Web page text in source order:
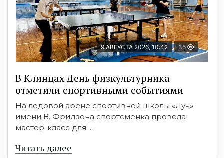
9 АВГУСТА 2026, 10:42 35
В Клинцах День физкультурника
отметили спортивными событиями
На ледовой арене спортивной школы «Луч»
имени В. Фридзона спортсменка провела
мастер-класс для ...
Читать далее